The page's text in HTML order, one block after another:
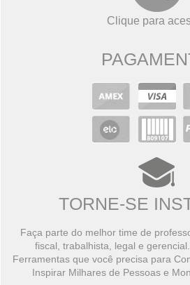
Clique para
TORNE-SE
Faça parte do melhor time de
fiscal, trabalhista, legal e
Ferramentas que você precisa para
Inspirar Milhares de Pessoas e